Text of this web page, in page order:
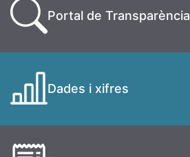
Portal de Transparència
Dades i xifres